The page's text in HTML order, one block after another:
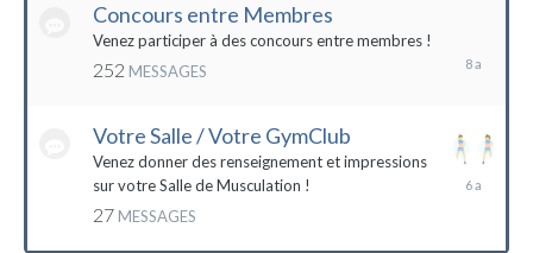
Concours entre Membres
Venez participer à des concours entre membres !
252 MESSAGES
2016
Votre Salle / Votre GymClub
Venez donner des renseignement et impressions
sur votre Salle de Musculation !
27 MESSAGES
26